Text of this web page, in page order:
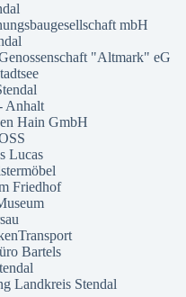
mbH
"Altmark" eG
Anhalt
Hain GmbH
Lucas
Friedhof
Bartels
Landkreis Stendal